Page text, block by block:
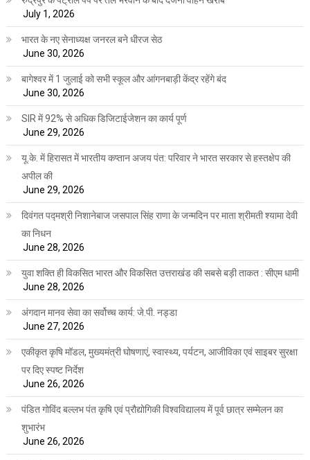
July 1, 2026
भारत के नए सेनाध्यक्ष जनरल बने धीरज सेठ
June 30, 2026
बागेश्वर में 1 जुलाई को सभी स्कूल और आंगनबाड़ी केंद्र रहेंगे बंद
June 30, 2026
SIR में 92% से अधिक डिजिटाईजेशन का कार्य पूर्ण
June 29, 2026
यू.के. में हिरासत में भारतीय कप्तान अजय पंत: परिवार ने भारत सरकार से हस्तक्षेप की
अपील की
June 29, 2026
दिवंगत पद्मश्री निशानेबाज जसपाल सिंह राणा के जन्मदिन पर माता श्रीमती श्यामा देवी
का निधन
June 28, 2026
युवा शक्ति ही विकसित भारत और विकसित उत्तराखंड की सबसे बड़ी ताकत : सीएम धामी
June 28, 2026
अंगदान मानव सेवा का सर्वोच्च कार्य: जे.पी. नड्डा
June 27, 2026
एकीकृत कृषि मॉडल, मुख्यमंत्री घोषणाएं, स्वास्थ्य, पर्यटन, आजीविका एवं साइबर सुरक्षा
पर दिए स्पष्ट निर्देश
June 26, 2026
पंडित गोविंद बल्लभ पंत कृषि एवं प्रौद्योगिकी विश्वविद्यालय में पूर्व छात्र सम्मेलन का
शुभारंभ
June 26, 2026